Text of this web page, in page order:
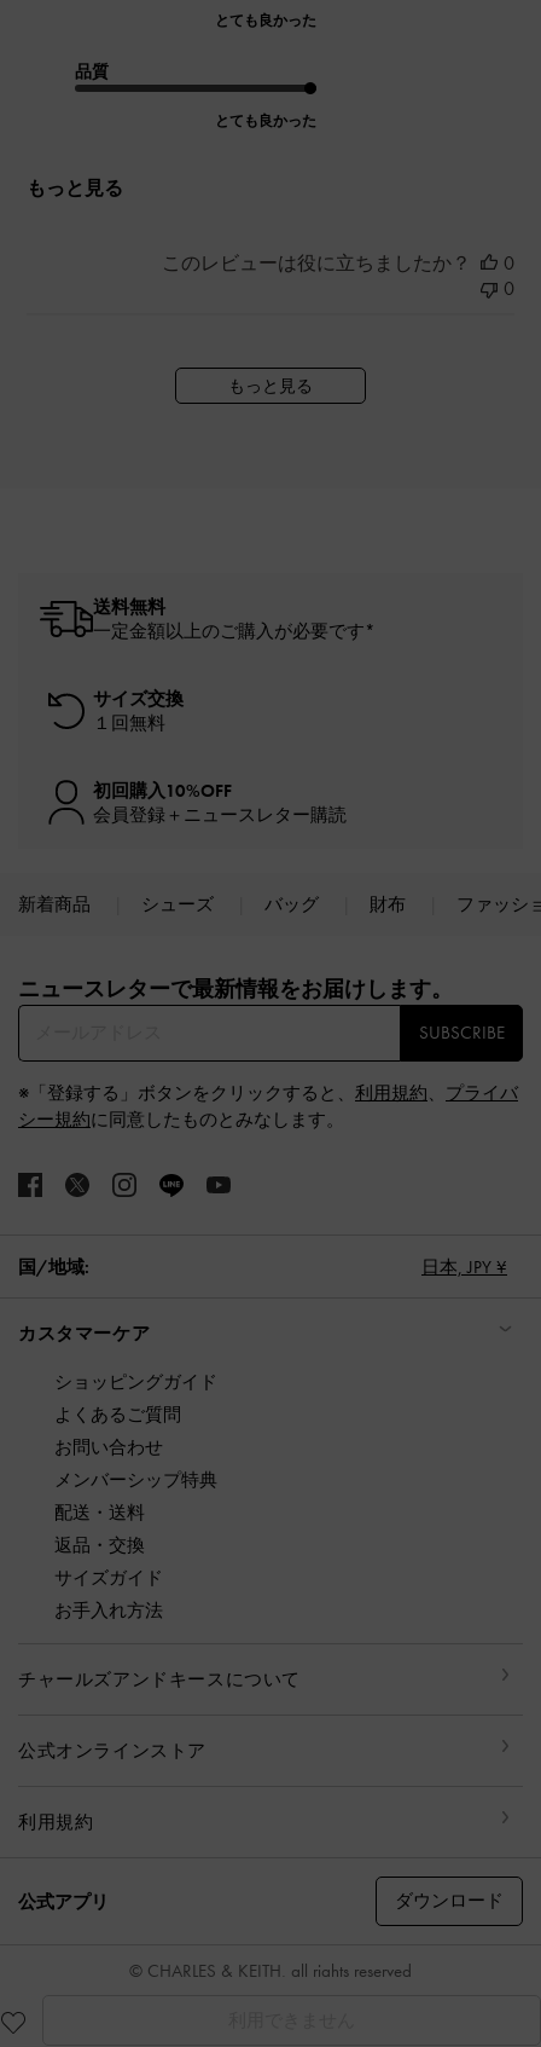
とても良かった
品質
とても良かった
もっと見る
このレビューは役に立ちましたか？
0
0
もっと見る
送料無料
一定金額以上のご購入が必要です*
サイズ交換
１回無料
初回購入10%OFF
会員登録＋ニュースレター購読
新着商品 シューズ バッグ 財布 ファッシ
ニュースレターで最新情報をお届けします。​
SUBSCRIBE
※「登録する」ボタンをクリックすると、 利用規約、 プライバ
シー規約に同意したものとみなします。
国/地域: 日本, JPY ¥
カスタマーケア
ショッピングガイド
よくあるご質問
お問い合わせ
メンバーシップ特典
配送・送料
返品・交換
サイズガイド
お手入れ方法
チャールズアンドキースについて
公式オンラインストア
利用規約
公式アプリ ダウンロード
© CHARLES & KEITH, all rights reserved